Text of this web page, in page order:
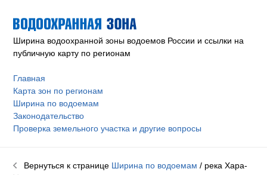
Ширина водоохранной зоны водоемов России и ссылки на
публичную карту по регионам
Главная
Карта зон по регионам
Ширина по водоемам
Законодательство
Проверка земельного участка и другие вопросы
Вернуться к странице Ширина по водоемам / река Хара-